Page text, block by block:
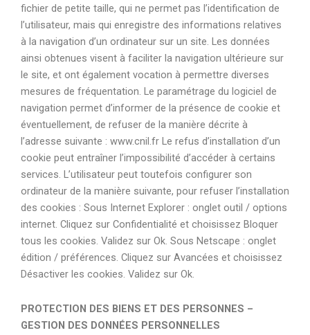
fichier de petite taille, qui ne permet pas l’identification de
l’utilisateur, mais qui enregistre des informations relatives
à la navigation d’un ordinateur sur un site. Les données
ainsi obtenues visent à faciliter la navigation ultérieure sur
le site, et ont également vocation à permettre diverses
mesures de fréquentation. Le paramétrage du logiciel de
navigation permet d’informer de la présence de cookie et
éventuellement, de refuser de la manière décrite à
l’adresse suivante : www.cnil.fr Le refus d’installation d’un
cookie peut entraîner l’impossibilité d’accéder à certains
services. L’utilisateur peut toutefois configurer son
ordinateur de la manière suivante, pour refuser l’installation
des cookies : Sous Internet Explorer : onglet outil / options
internet. Cliquez sur Confidentialité et choisissez Bloquer
tous les cookies. Validez sur Ok. Sous Netscape : onglet
édition / préférences. Cliquez sur Avancées et choisissez
Désactiver les cookies. Validez sur Ok.
PROTECTION DES BIENS ET DES PERSONNES –
GESTION DES DONNÉES PERSONNELLES